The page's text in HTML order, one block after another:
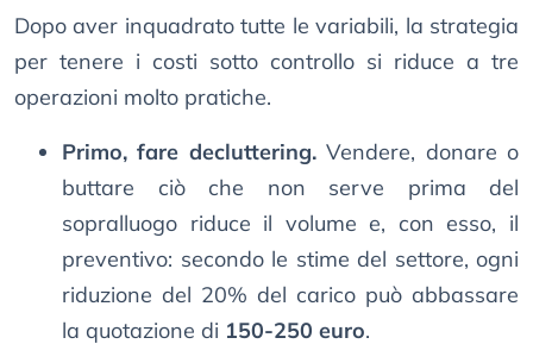
Dopo aver inquadrato tutte le variabili, la strategia
per tenere i costi sotto controllo si riduce a tre
operazioni molto pratiche.
Primo, fare decluttering.Vendere, donare o
buttare ciò che non serve prima del
sopralluogo riduce il volume e, con esso, il
preventivo: secondo le stime del settore, ogni
riduzione del 20% del carico può abbassare
la quotazione di 150-250 euro.